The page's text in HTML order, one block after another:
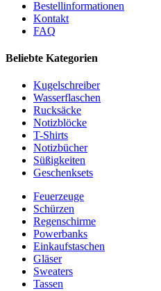
Bestellinformationen
Kontakt
FAQ
Beliebte Kategorien
Kugelschreiber
Wasserflaschen
Rucksäcke
Notizblöcke
T-Shirts
Notizbücher
Süßigkeiten
Geschenksets
Feuerzeuge
Schürzen
Regenschirme
Powerbanks
Einkaufstaschen
Gläser
Sweaters
Tassen